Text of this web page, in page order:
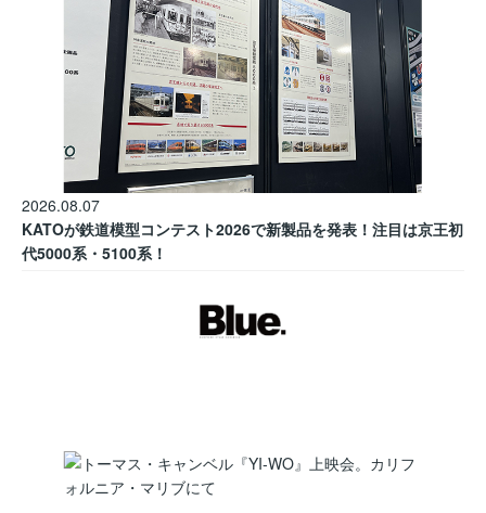
2026.08.07
KATOが鉄道模型コンテスト2026で新製品を発表！注目は京王初
代5000系・5100系！